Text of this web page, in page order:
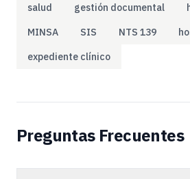
salud gestión documental
MINSA
SIS NTS 139
expediente clínico
Preguntas Frecuentes